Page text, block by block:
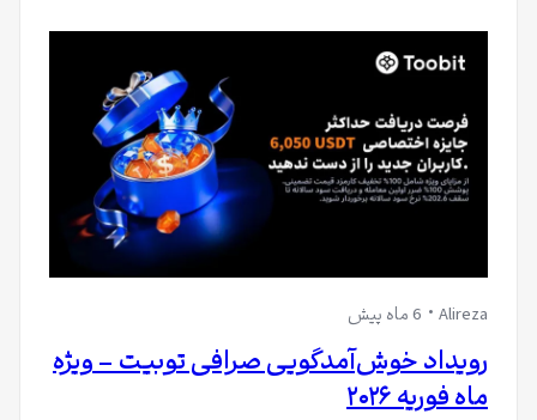
Alireza 6 ماه پیش
رویداد خوش‌آمدگویی صرافی توبیت – ویژه
ماه فوریه ۲۰۲۶